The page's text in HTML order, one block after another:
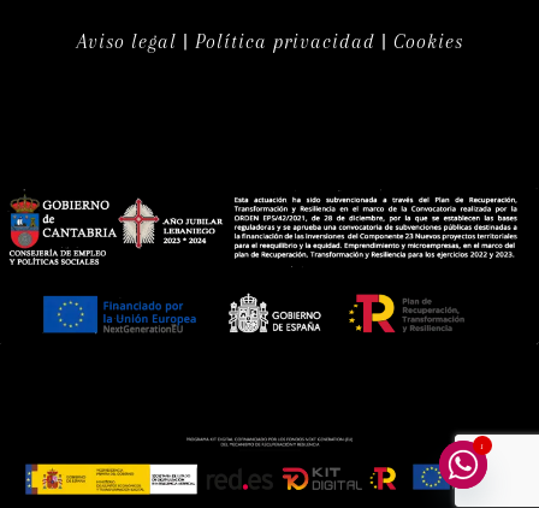
Aviso legal Política privacidad Cookies
1